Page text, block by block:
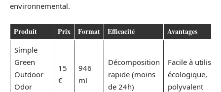
environnemental.
Produit Prix Format Efficacité Avantages
Simple
Green
Outdoor
Odor
15
€
946
ml
Décomposition
rapide (moins
de 24h)
Facile à utiliser,
écologique,
polyvalent